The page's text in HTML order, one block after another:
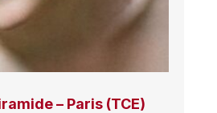
– Paris (TCE)